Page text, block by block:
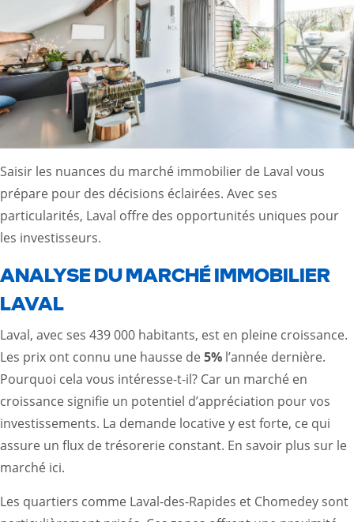
Saisir les nuances du marché immobilier de Laval vous
prépare pour des décisions éclairées. Avec ses
particularités, Laval offre des opportunités uniques pour
les investisseurs.
ANALYSE DU MARCHÉ IMMOBILIER
LAVAL
Laval, avec ses 439 000 habitants, est en pleine croissance.
Les prix ont connu une hausse de5% l’année dernière.
Pourquoi cela vous intéresse-t-il? Car un marché en
croissance signifie un potentiel d’appréciation pour vos
investissements. La demande locative y est forte, ce qui
assure un flux de trésorerie constant. En savoir plus sur le
marché ici.
Les quartiers comme Laval-des-Rapides et Chomedey sont